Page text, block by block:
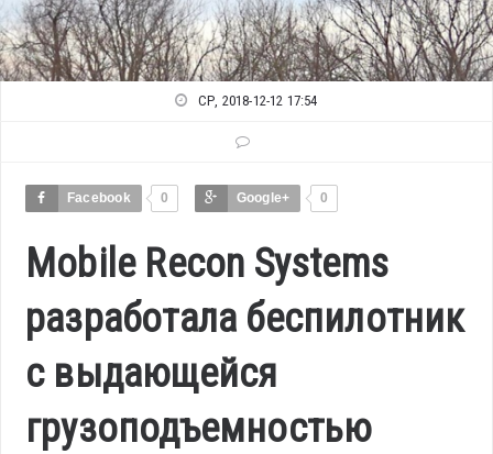
СР, 2018-12-12 17:54
Facebook 0 Google+ 0
Mobile Recon Systems
разработала беспилотник
с выдающейся
грузоподъемностью